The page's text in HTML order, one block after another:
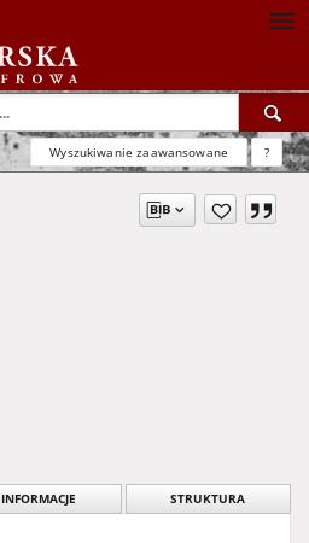
Wyszukiwanie zaawansowane ?
INFORMACJE STRUKTURA